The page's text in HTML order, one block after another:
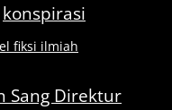
konspirasi
fiksi ilmiah
Sang Direktur